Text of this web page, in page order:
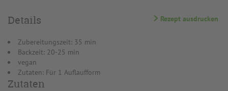
Rezept ausdrucken
Details
Zubereitungszeit: 35 min
Backzeit: 20-25 min
vegan
Zutaten: Für 1 Auflaufform
Zutaten